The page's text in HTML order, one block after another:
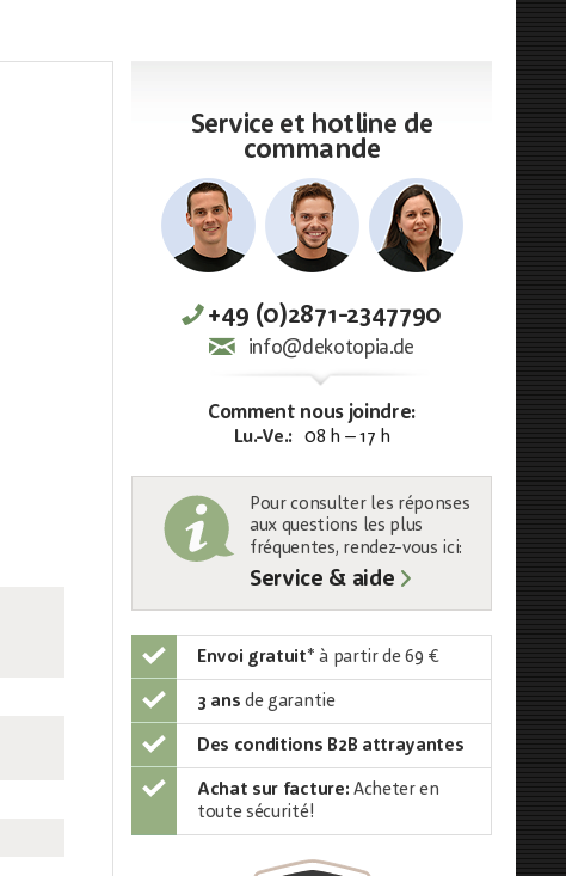
Service et hotline de
commande
+49 (0)2871-2347790
info@dekotopia.de
Comment nous joindre:
Lu.-Ve.: 08 h – 17 h
Pour consulter les réponses
aux questions les plus
fréquentes, rendez-vous ici:
Service & aide
Envoi gratuit* à partir de 69 €
3 ans de garantie
Des conditions B2B attrayantes
Achat sur facture: Acheter en
toute sécurité!